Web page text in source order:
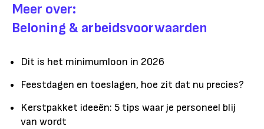
Meer over:
Beloning & arbeidsvoorwaarden
Dit is het minimumloon in 2026
Feestdagen en toeslagen, hoe zit dat nu precies?
Kerstpakket ideeën: 5 tips waar je personeel blij
van wordt